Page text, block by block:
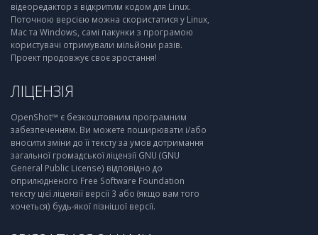
відеоредактор з відкритим кодом для Linux.
Поточною версією можна скористатися у Linux,
Mac та Windows, самі пакунки з програмою
користувачі отримували мільйони разів.
Проект продовжує своє зростання!
ЛІЦЕНЗІЯ
OpenShot™ є безкоштовним програмним
забезпеченням. Ви можете поширювати і/або
вносити зміни до її тексту за умов дотримання
загальної громадської ліцензії GNU (GNU
General Public License) відповідно до
оприлюдненого Free Software Foundation
тексту цієї ліцензії версії 3 або (якщо вам того
хочеться) будь-якої пізнішої версії.